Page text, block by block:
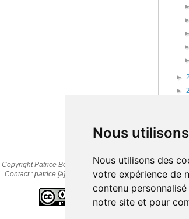
Nous
Nous utilisons des
votre expérience de
contenu
notre site et pour
►
►
Copyright Patrice Bernard © 2010-2025
Contact : patrice [à] cestpasmonidee.fr